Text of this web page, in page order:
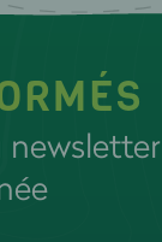
newsletter